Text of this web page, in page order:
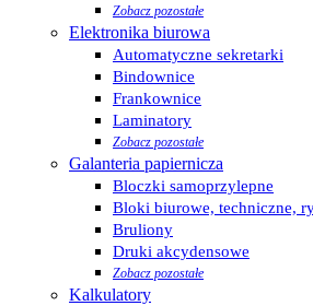
Zobacz pozostałe
Elektronika biurowa
Automatyczne sekretarki
Bindownice
Frankownice
Laminatory
Zobacz pozostałe
Galanteria papiernicza
Bloczki samoprzylepne
Bloki biurowe, techniczne,
Bruliony
Druki akcydensowe
Zobacz pozostałe
Kalkulatory